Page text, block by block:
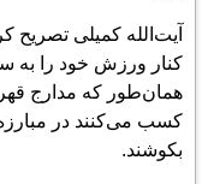
آیت‌الله کمیلی تصریح
کنار ورزش خود را به
همان‌طور که مدارج
کسب می‌کنند در
بکوشند.